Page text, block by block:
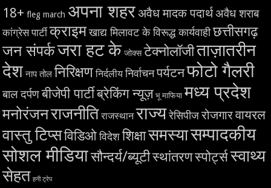
18+ fleg march अपना शहरअवैध मादक पदार्थअवैध शराब
कांग्रेस पार्टी क्राइमखाद्य मिलावट के विरूद्ध कार्यवाहीछत्तीसगढ़
जन संपर्कजरा हट के जोक्स टेक्नोलॉजीताज़ातरीन
देश नाप तोल निरिक्षण निर्दलीय निर्वाचनपर्यटनफोटो गैलरी
बाल दर्पणबीजेपी पार्टीब्रेकिंग न्यूज़ भू माफिया मध्य प्रदेश
मनोरंजनराजनीति राजस्थान राज्यरेसिपीज रोजगारवायरल
वास्तु टिप्सविडिओ विदेश शिक्षासमस्यासम्पादकीय
सोशल मीडियासौन्दर्य/ब्यूटीस्थांतरणस्पोर्ट्सस्वाथ्य
सेहत हनी ट्रेप